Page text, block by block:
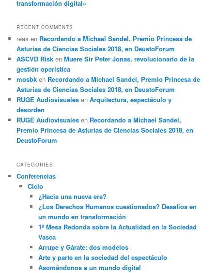
transformación digital»
RECENT COMMENTS
reas en Recordando a Michael Sandel, Premio Princesa de
Asturias de Ciencias Sociales 2018, en DeustoForum
ASCVD Risk enMuere Sir Peter Jonas, revolucionario de la
gestión operística
mosbk en Recordando a Michael Sandel, Premio Princesa de
Asturias de Ciencias Sociales 2018, en DeustoForum
RUGE Audiovisuales enArquitectura, espectáculo y
desorden
RUGE Audiovisuales en Recordando a Michael Sandel,
Premio Princesa de Asturias de Ciencias Sociales 2018, en
DeustoForum
CATEGORIES
Conferencias
Ciclo
¿Hacia una nueva era?
¿Los Derechos Humanos cuestionados? Desafíos en
un mundo en transformación
1º Mesa Redonda sobre la Actualidad en la Sociedad
Vasca
Arrupe y Gárate: dos modelos
Arte y parte en la sociedad del espectáculo
Asomándonos a un mundo digital